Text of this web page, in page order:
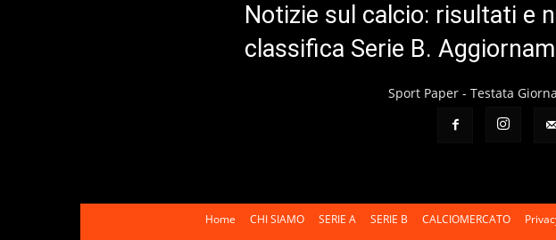
Notizie sul calcio: risultati e
classifica Serie B.
Sport Paper - Testata
Home CHI SIAMO SERIE A SERIE B CALCIOMERCATO